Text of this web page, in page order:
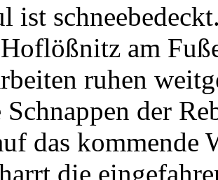
ist
am
ruhen
der
das
die